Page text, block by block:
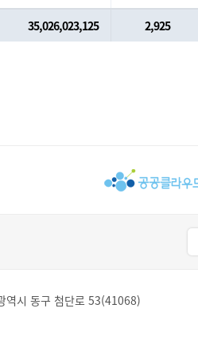
35,026,023,125 2,925
역시 동구 첨단로 53(41068)